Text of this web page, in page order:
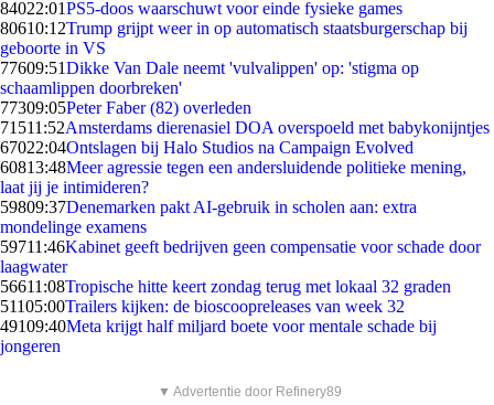
84022:01PS5-doos waarschuwt voor einde fysieke games
80610:12Trump grijpt weer in op automatisch staatsburgerschap bij
geboorte in VS
77609:51Dikke Van Dale neemt 'vulvalippen' op: 'stigma op
schaamlippen doorbreken'
77309:05Peter Faber (82) overleden
71511:52Amsterdams dierenasiel DOA overspoeld met babykonijntjes
67022:04Ontslagen bij Halo Studios na Campaign Evolved
60813:48Meer agressie tegen een andersluidende politieke mening,
laat jij je intimideren?
59809:37Denemarken pakt AI-gebruik in scholen aan: extra
mondelinge examens
59711:46Kabinet geeft bedrijven geen compensatie voor schade door
laagwater
56611:08Tropische hitte keert zondag terug met lokaal 32 graden
51105:00Trailers kijken: de bioscoopreleases van week 32
49109:40Meta krijgt half miljard boete voor mentale schade bij
jongeren
▼ Advertentie door Refinery89